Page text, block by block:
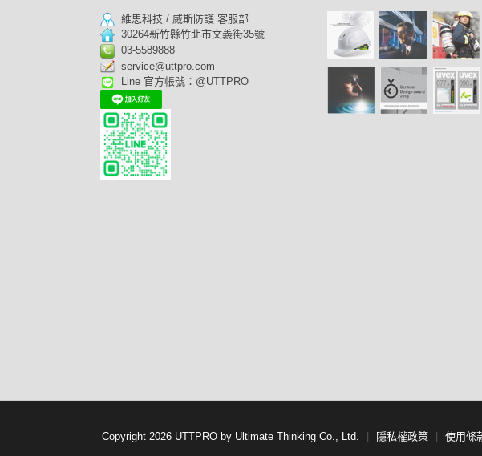
維思科技 / 威斯防護 客服部
30264新竹縣竹北市文義街35號
03-5589888
service@uttpro.com
Line 官方帳號：@UTTPRO
Copyright 2026 UTTPRO by Ultimate Thinking Co., Ltd. 隱私權政策 使用條